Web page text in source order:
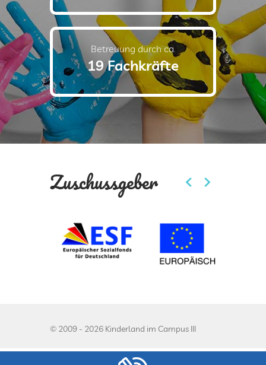
Betreuung durch ca.
19 Fachkräfte
Zuschussgeber
© 2009 - 2026 Kinderland im Campus III